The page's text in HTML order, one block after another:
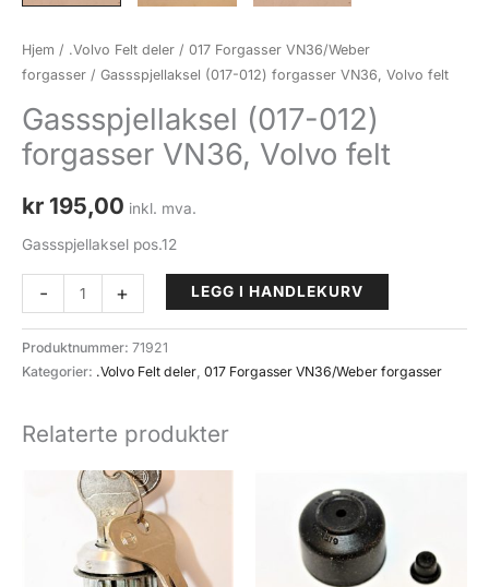
Hjem / .Volvo Felt deler / 017 Forgasser VN36/Weber
forgasser / Gassspjellaksel (017-012) forgasser VN36, Volvo felt
Gassspjellaksel (017-012)
forgasser VN36, Volvo felt
kr 195,00 inkl. mva.
Gassspjellaksel pos.12
-
Gassspjellaksel
(017-
012)
forgasser
Volvo
+ LEGG I HANDLEKURV
Produktnummer: 71921
Kategorier: .Volvo Felt deler 017 Forgasser VN36/Weber forgasser
Relaterte produkter